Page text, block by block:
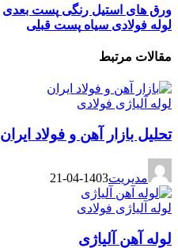
ورق های استیل رنگی پست بعدی
لوله فولادی سیاه پست قبلی
مقالات مرتبط
لوله آلیاژی فولادی
تحلیل بازار آهن و فولاد ایران
مدیریت1403-04-21
لوله آلیاژی فولادی
لوله آهن آلیاژی